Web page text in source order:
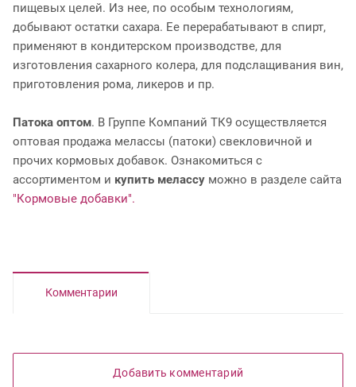
пищевых целей. Из нее, по особым технологиям,
добывают остатки сахара. Ее перерабатывают в спирт,
применяют в кондитерском производстве, для
изготовления сахарного колера, для подслащивания вин,
приготовления рома, ликеров и пр.
Патока оптом. В Группе Компаний ТК9 осуществляется
оптовая продажа мелассы (патоки) свекловичной и
прочих кормовых добавок. Ознакомиться с
ассортиментом и купить мелассу можно в разделе сайта
"Кормовые добавки".
Комментарии
Добавить комментарий